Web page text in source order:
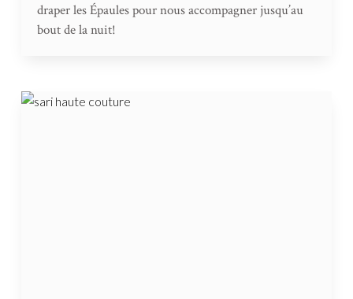
draper les Épaules pour nous accompagner jusqu’au
bout de la nuit!